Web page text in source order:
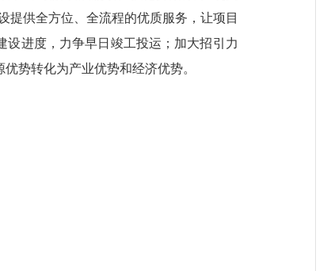
提供全方位、全流程的优质服务，让项目
设进度，力争早日竣工投运；加大招引力
势转化为产业优势和经济优势。